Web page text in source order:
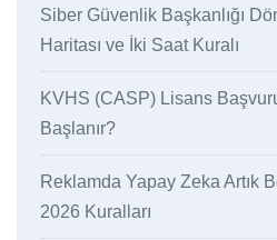
Siber Güvenlik Başkanlığı
Haritası ve İki Saat Kuralı
KVHS (CASP) Lisans
Başlanır?
Reklamda Yapay Zeka Artık
2026 Kuralları